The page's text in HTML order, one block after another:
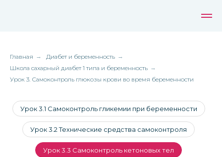
Главная → Диабет и беременность →
Школа сахарный диабет 1 типа и беременность →
Урок 3. Самоконтроль глюкозы крови во время беременности
Урок 3.1 Самоконтроль гликемии при беременности
Урок 3.2 Технические средства самоконтроля
Урок 3.3 Самоконтроль кетоновых тел